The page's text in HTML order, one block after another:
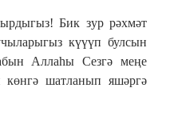
Бик зур рәхмәт
күүүп булсын
Аллаһы Сезгә меңе
көнгә шатланып яшәргә